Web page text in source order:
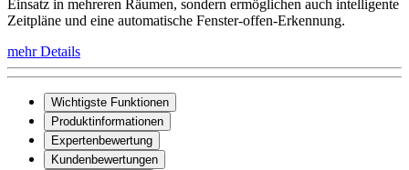
Einsatz in mehreren Räumen, sondern ermöglichen auch intelligente
Zeitpläne und eine automatische Fenster-offen-Erkennung.
mehr Details
Wichtigste Funktionen
Produktinformationen
Expertenbewertung
Kundenbewertungen